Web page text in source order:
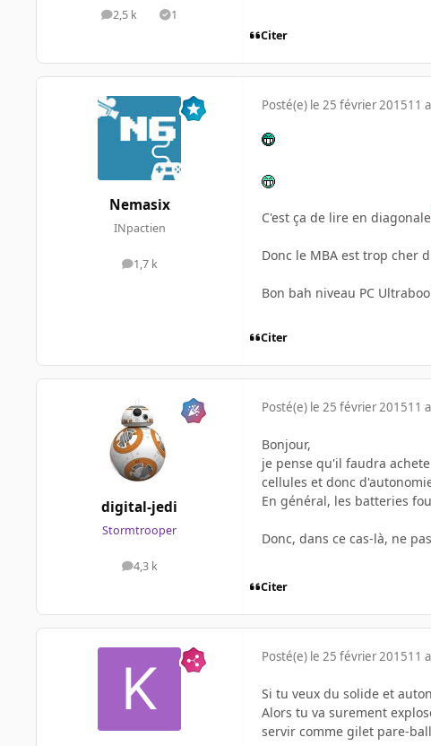
2,5 k
messages1
Solutions
Citer
Nemasix
INpactien
1,7 k
messages
Posté(e) le 25 février 201511 a
C'est ça de lire en diagonale
Donc le MBA est trop cher
Bon bah niveau PC
Citer
digital-jedi
Stormtrooper
4,3 k
messages
Posté(e) le 25 février 201511 a
Bonjour,
je pense qu'il faudra
cellules et donc
En général, les batteries
Donc, dans ce cas-là, ne
Citer
Posté(e) le 25 février 201511 a
Si tu veux du solide et
Alors tu va surement
servir comme gilet pare-